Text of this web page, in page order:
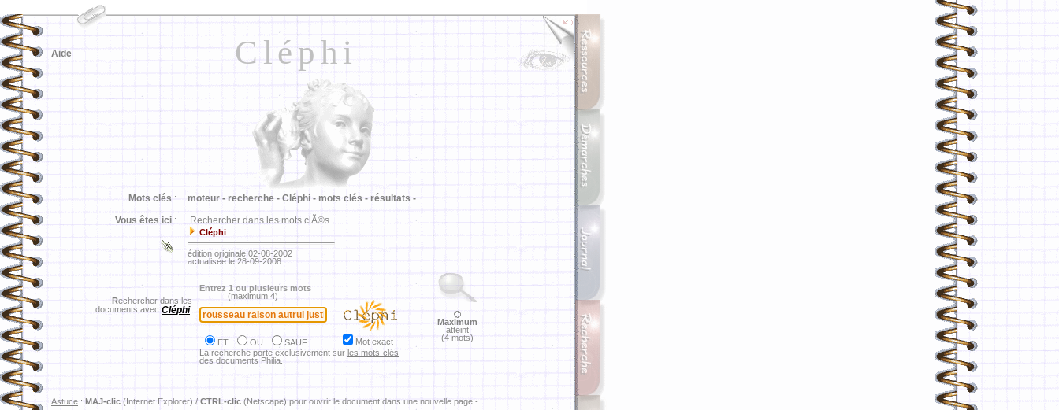
Cléphi
Aide
Mots clés : moteur - recherche - Cléphi - mots clés - résultats -
Vous êtes ici : Rechercher dans les mots clÃ©s
Cléphi
édition originale 02-08-2002
actualisée le 28-09-2008
Rechercher dans les
documents avec Cléphi
Entrez 1 ou plusieurs mots
(maximum 4)
ET OU SAUF
Mot exact
La recherche porte exclusivement sur les mots-clés
des documents Philia.
Maximum
atteint
(4 mots)
Astuce : MAJ-clic (Internet Explorer) / CTRL-clic (Netscape) pour ouvrir le document dans une nouvelle page -